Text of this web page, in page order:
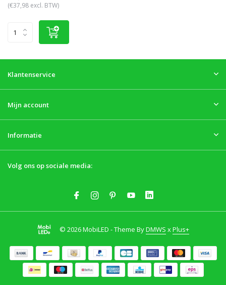
(€37,98 excl. BTW)
Klantenservice
Mijn account
Informatie
Volg ons op sociale media:
© 2026 MobiLED - Theme ByDMWS xPlus+